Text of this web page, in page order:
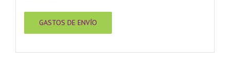
GASTOS DE ENVÍO